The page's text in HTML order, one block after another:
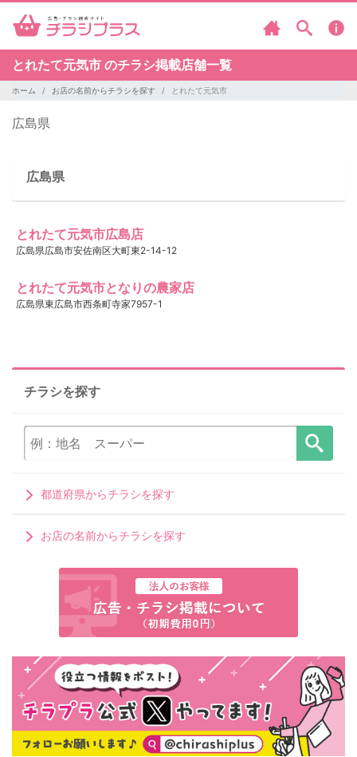
とれたて元気市 のチラシ掲載店舗一覧
ホーム お店の名前からチラシを探す とれたて元気市
広島県
広島県
とれたて元気市広島店
広島県広島市安佐南区大町東2-14-12
とれたて元気市となりの農家店
広島県東広島市西条町寺家7957-1
チラシを探す
都道府県からチラシを探す
お店の名前からチラシを探す